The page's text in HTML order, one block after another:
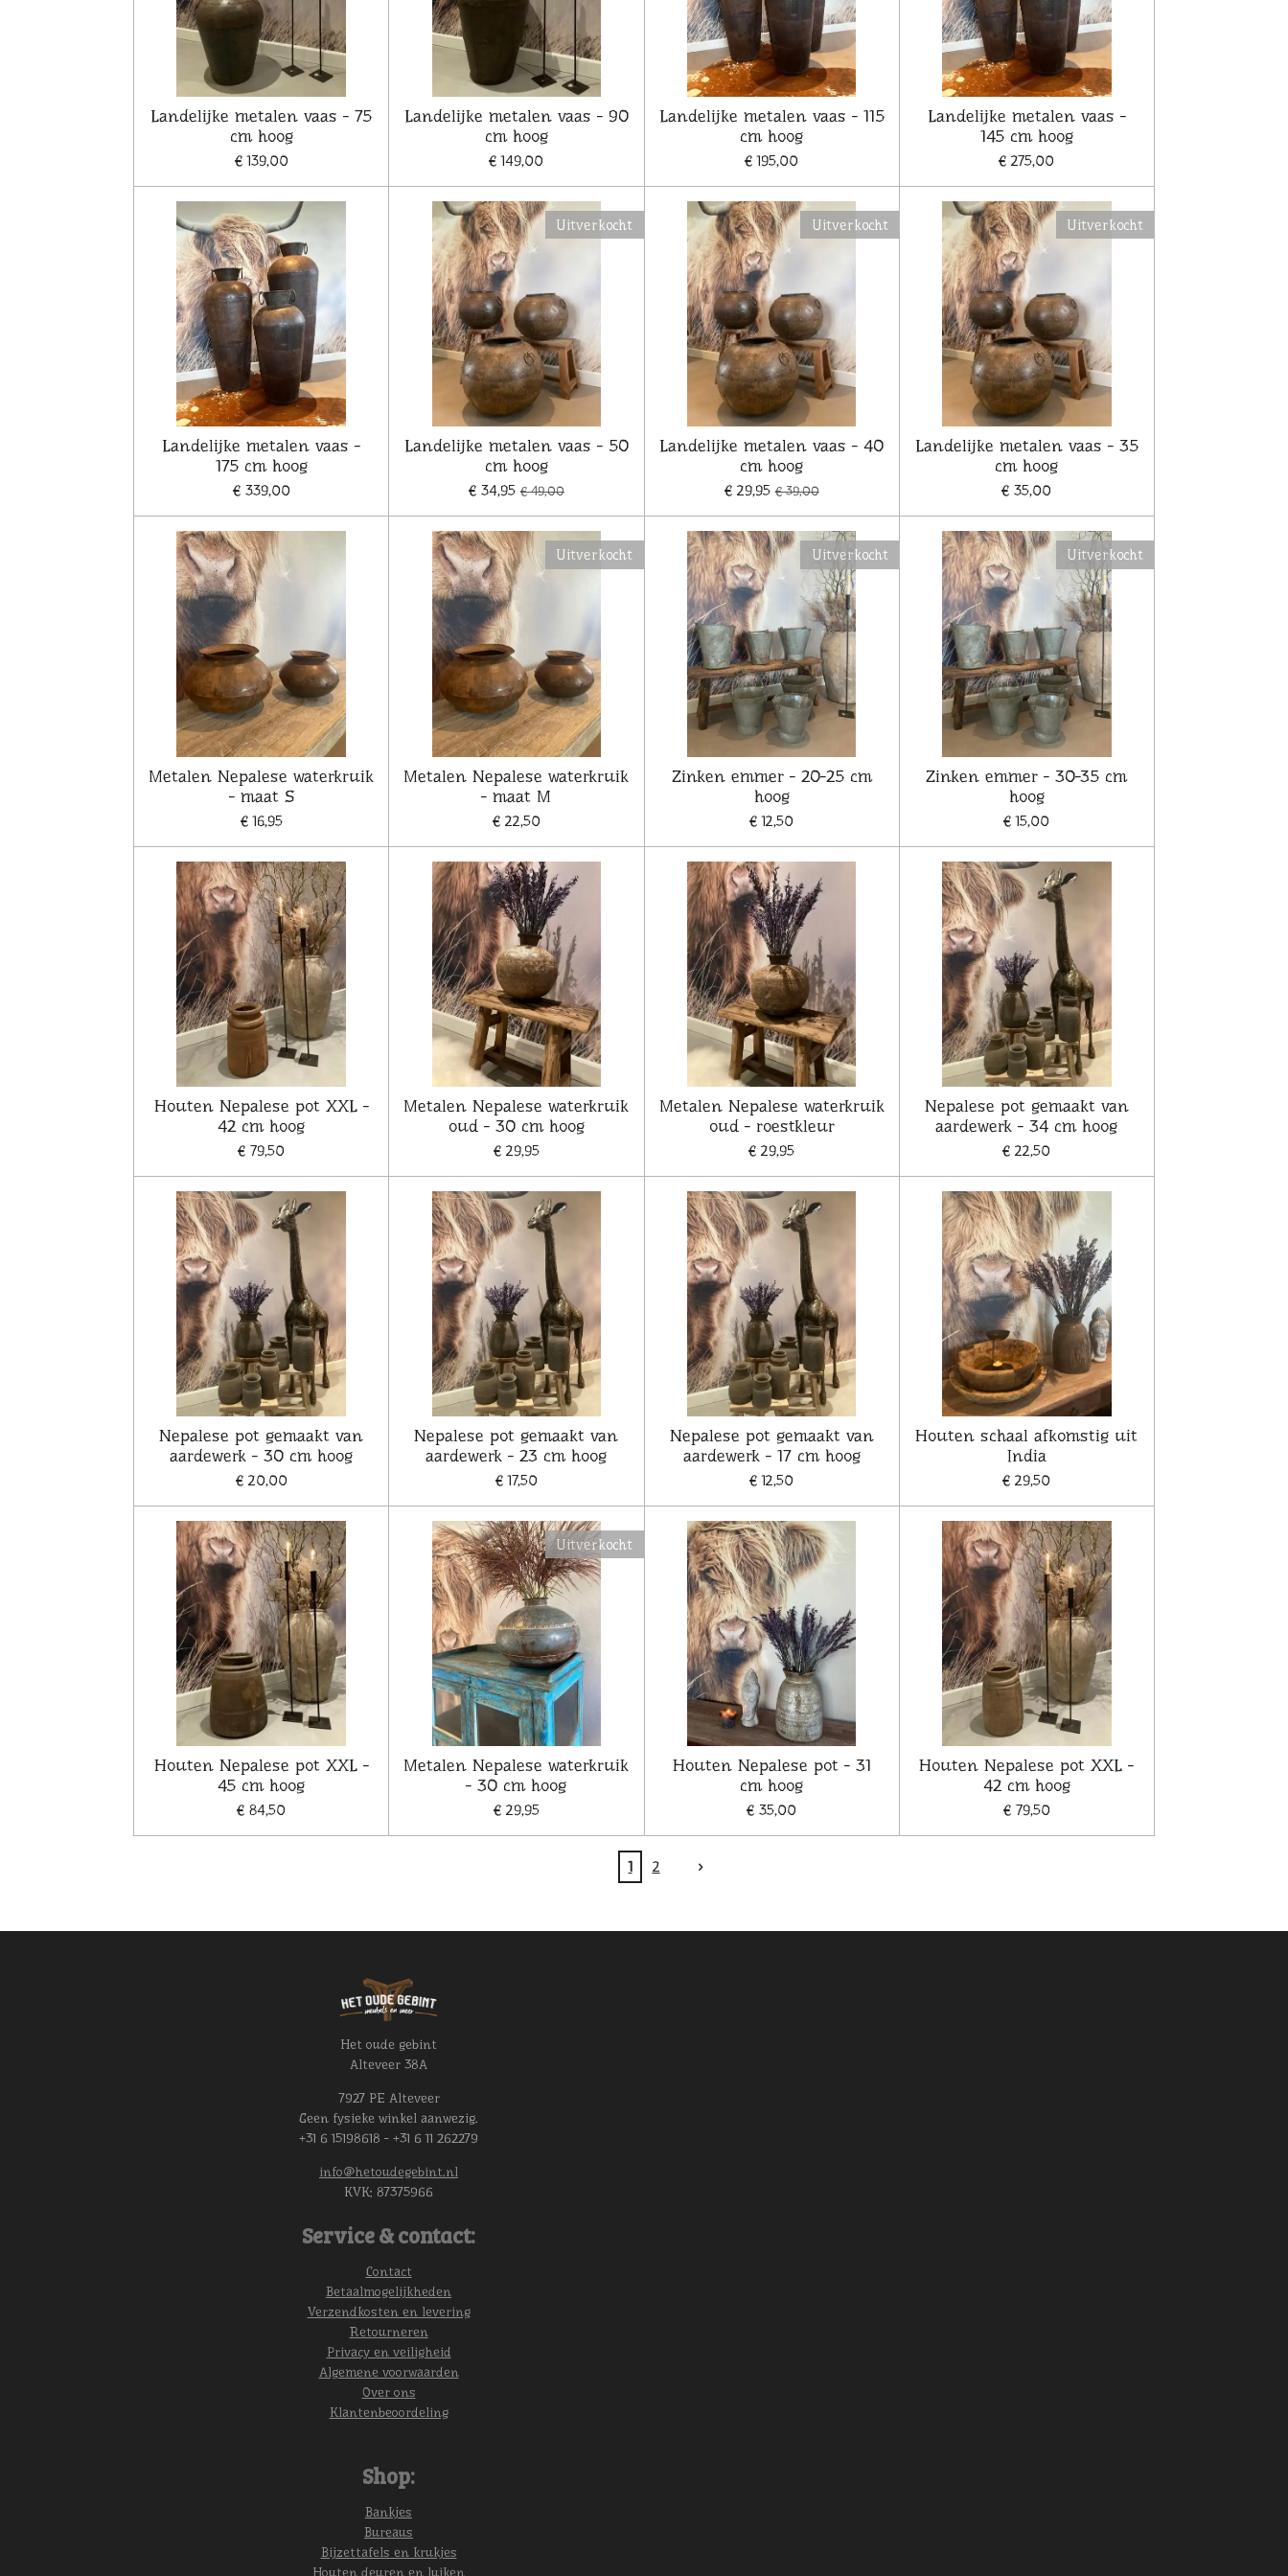
Landelijke metalen vaas - 75
cm hoog
€ 139,00
Landelijke metalen vaas - 90
cm hoog
€ 149,00
Landelijke metalen vaas - 115
cm hoog
€ 195,00
Landelijke metalen vaas -
145 cm hoog
€ 275,00
Landelijke metalen vaas -
175 cm hoog
€ 339,00
Uitverkocht
Landelijke metalen vaas - 50
cm hoog
€ 34,95 € 49,00
Uitverkocht
Landelijke metalen vaas - 40
cm hoog
€ 29,95 € 39,00
Uitverkocht
Landelijke metalen vaas - 35
cm hoog
€ 35,00
Metalen Nepalese waterkruik
- maat S
€ 16,95
Uitverkocht
Metalen Nepalese waterkruik
- maat M
€ 22,50
Uitverkocht
Zinken emmer - 20-25 cm
hoog
€ 12,50
Uitverkocht
Zinken emmer - 30-35 cm
hoog
€ 15,00
Houten Nepalese pot XXL -
42 cm hoog
€ 79,50
Metalen Nepalese waterkruik
oud - 30 cm hoog
€ 29,95
Metalen Nepalese waterkruik
oud - roestkleur
€ 29,95
Nepalese pot gemaakt van
aardewerk - 34 cm hoog
€ 22,50
Nepalese pot gemaakt van
aardewerk - 30 cm hoog
€ 20,00
Nepalese pot gemaakt van
aardewerk - 23 cm hoog
€ 17,50
Nepalese pot gemaakt van
aardewerk - 17 cm hoog
€ 12,50
Houten schaal afkomstig uit
India
€ 29,50
Houten Nepalese pot XXL -
45 cm hoog
€ 84,50
Uitverkocht
Metalen Nepalese waterkruik
- 30 cm hoog
€ 29,95
Houten Nepalese pot - 31
cm hoog
€ 35,00
Houten Nepalese pot XXL -
42 cm hoog
€ 79,50
1 2
Het oude gebint
Alteveer 38A
7927 PE Alteveer
Geen fysieke winkel aanwezig.
+31 6 15198618 - +31 6 11 262279
info@hetoudegebint.nl
KVK: 87375966
Service & contact:
Contact
Betaalmogelijkheden
Verzendkosten en levering
Retourneren
Privacy en veiligheid
Algemene voorwaarden
Over ons
Klantenbeoordeling
Shop:
Bankjes
Bureaus
Bijzettafels en krukjes
Houten deuren en luiken